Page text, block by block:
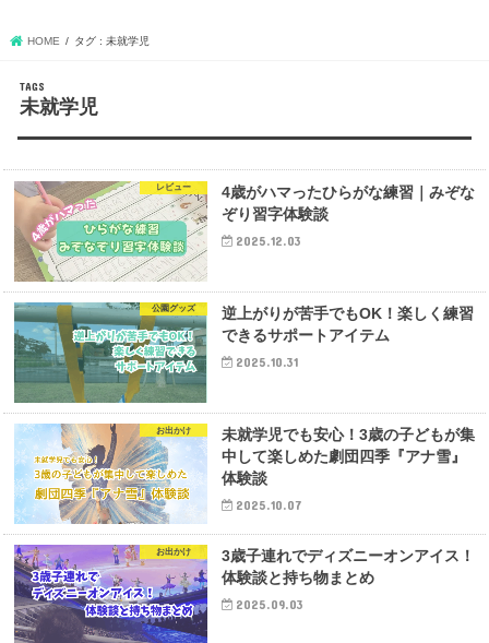
HOME タグ : 未就学児
未就学児
レビュー
4歳がハマったひらがな練習｜みぞな
ぞり習字体験談
2025.12.03
公園グッズ
逆上がりが苦手でもOK！楽しく練習
できるサポートアイテム
2025.10.31
お出かけ
未就学児でも安心！3歳の子どもが集
中して楽しめた劇団四季『アナ雪』
体験談
2025.10.07
お出かけ
3歳子連れでディズニーオンアイス！
体験談と持ち物まとめ
2025.09.03